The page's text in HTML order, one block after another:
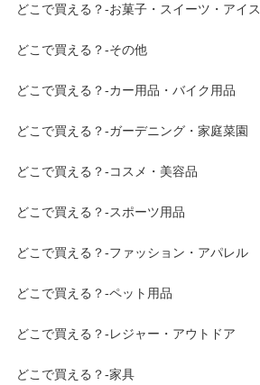
どこで買える？-お菓子・スイーツ・アイス
どこで買える？-その他
どこで買える？-カー用品・バイク用品
どこで買える？-ガーデニング・家庭菜園
どこで買える？-コスメ・美容品
どこで買える？-スポーツ用品
どこで買える？-ファッション・アパレル
どこで買える？-ペット用品
どこで買える？-レジャー・アウトドア
どこで買える？-家具